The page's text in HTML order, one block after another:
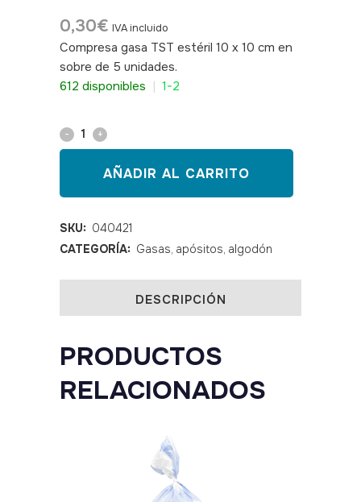
0,30€ IVA incluido
Compresa gasa TST estéril 10 x 10 cm en
sobre de 5 unidades.
612 disponibles
1-2
Compresa
TST
estéril
10
x
10
AÑADIR AL CARRITO
SKU: 040421
CATEGORÍA: Gasas, apósitos, algodón
DESCRIPCIÓN
PRODUCTOS
RELACIONADOS